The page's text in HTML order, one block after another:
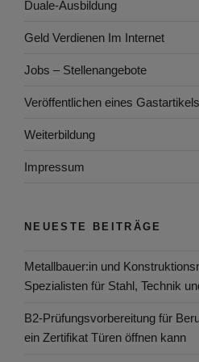
Duale-Ausbildung
Geld Verdienen Im Internet
Jobs – Stellenangebote
Veröffentlichen eines Gastartikels
Weiterbildung
Impressum
NEUESTE BEITRÄGE
Metallbauer:in und
Spezialisten für Stahl, Technik
B2-Prüfungsvorbereitung für
ein Zertifikat Türen öffnen kann